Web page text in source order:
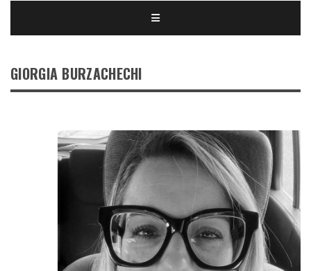
GIORGIA BURZACHECHI